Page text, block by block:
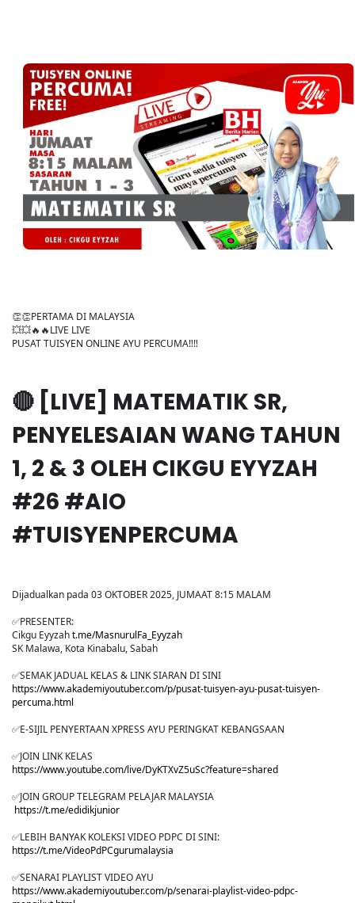
👏👏PERTAMA DI MALAYSIA
💥💥🔥🔥LIVE LIVE
PUSAT TUISYEN ONLINE AYU PERCUMA‼️‼️
🔴 [LIVE] MATEMATIK SR,
PENYELESAIAN WANG TAHUN
1, 2 & 3 OLEH CIKGU EYYZAH
#26 #AIO
#TUISYENPERCUMA
Dijadualkan pada 03 OKTOBER 2025, JUMAAT 8:15 MALAM
✅PRESENTER:
Cikgu Eyyzaht.me/MasnurulFa_Eyyzah
SK Malawa, Kota Kinabalu, Sabah
✅SEMAK JADUAL KELAS & LINK SIARAN DI SINI
https://www.akademiyoutuber.com/p/pusat-tuisyen-ayu-pusat-tuisyen-
percuma.html
✅E-SIJIL PENYERTAAN XPRESS AYU PERINGKAT KEBANGSAAN
✅JOIN LINK KELAS
https://www.youtube.com/live/DyKTXvZ5uSc?feature=shared
✅JOIN GROUP TELEGRAM PELAJAR MALAYSIA
https://t.me/edidikjunior
✅LEBIH BANYAK KOLEKSI VIDEO PDPC DI SINI:
https://t.me/VideoPdPCgurumalaysia
✅SENARAI PLAYLIST VIDEO AYU
https://www.akademiyoutuber.com/p/senarai-playlist-video-pdpc-